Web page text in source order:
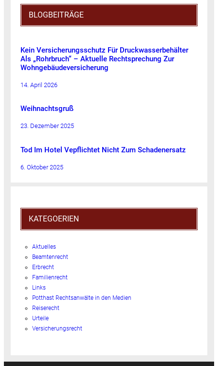
BLOGBEITRÄGE
Kein Versicherungsschutz Für Druckwasserbehälter
Als „Rohrbruch“ – Aktuelle Rechtsprechung Zur
Wohngebäudeversicherung
14. April 2026
Weihnachtsgruß
23. Dezember 2025
Tod Im Hotel Vepflichtet Nicht Zum Schadenersatz
6. Oktober 2025
KATEGOERIEN
Aktuelles
Beamtenrecht
Erbrecht
Familienrecht
Links
Potthast Rechtsanwälte in den Medien
Reiserecht
Urteile
Versicherungsrecht